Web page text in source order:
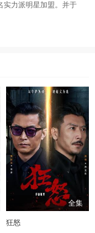
实力派明星加盟。并于
全集
狂怒